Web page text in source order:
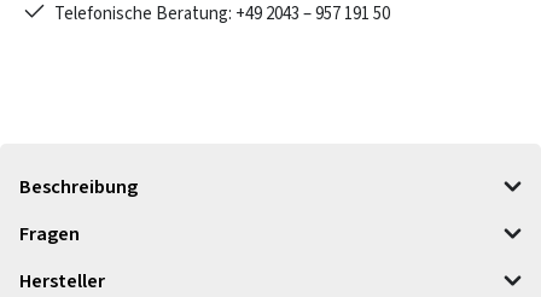
Telefonische Beratung: +49 2043 – 957 191 50
Beschreibung
Fragen
Hersteller